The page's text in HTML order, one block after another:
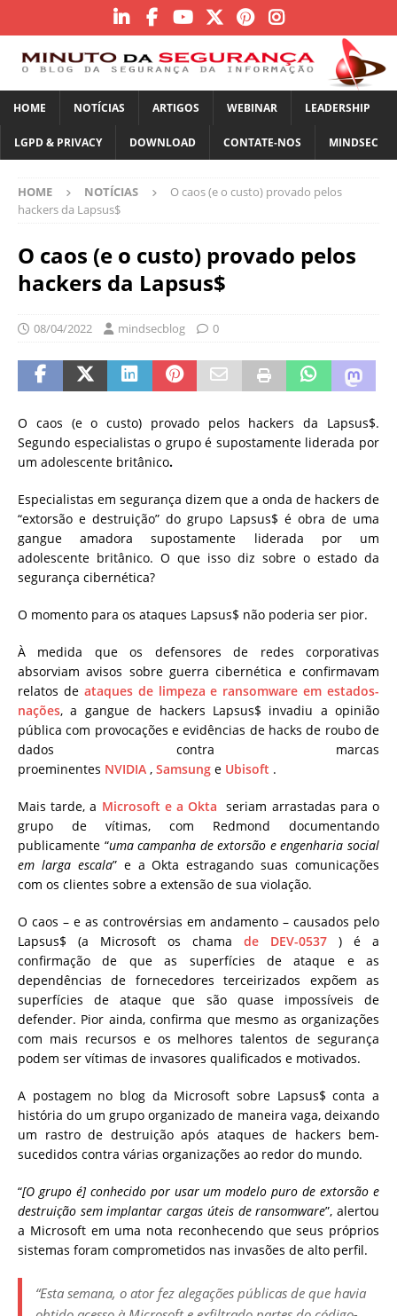
HOME NOTÍCIAS ARTIGOS WEBINAR LEADERSHIP
LGPD & PRIVACY DOWNLOAD CONTATE-NOS MINDSEC
HOME NOTÍCIAS
O caos (e o custo) provado pelos
hackers da Lapsus$
O caos (e o custo) provado pelos
hackers da Lapsus$
08/04/2022 mindsecblog 0
O caos (e o custo) provado pelos hackers da Lapsus$.
Segundo especialistas o grupo é supostamente liderada por
um adolescente britânico.
Especialistas em segurança dizem que a onda de hackers de
“extorsão e destruição” do grupo Lapsus$ é obra de uma
gangue amadora supostamente liderada por um
adolescente britânico. O que isso diz sobre o estado da
segurança cibernética?
O momento para os ataques Lapsus$ não poderia ser pior.
À medida que os defensores de redes corporativas
absorviam avisos sobre guerra cibernética e confirmavam
relatos de ataques de limpeza e ransomware em estados-
nações, a gangue de hackers Lapsus$ invadiu a opinião
pública com provocações e evidências de hacks de roubo de
dados contra marcas
proeminentes NVIDIA , Samsung e Ubisoft .
Mais tarde, a Microsoft e a Okta seriam arrastadas para o
grupo de vítimas, com Redmond documentando
publicamente “uma campanha de extorsão e engenharia social
em larga escala” e a Okta estragando suas comunicações
com os clientes sobre a extensão de sua violação.
O caos – e as controvérsias em andamento – causados ​​pelo
Lapsus$ (a Microsoft os chama de DEV-0537 ) é a
confirmação de que as superfícies de ataque e as
dependências de fornecedores terceirizados expõem as
superfícies de ataque que são quase impossíveis de
defender. Pior ainda, confirma que mesmo as organizações
com mais recursos e os melhores talentos de segurança
podem ser vítimas de invasores qualificados e motivados.
A postagem no blog da Microsoft sobre Lapsus$ conta a
história do um grupo organizado de maneira vaga, deixando
um rastro de destruição após ataques de hackers bem-
sucedidos contra várias organizações ao redor do mundo.
“[O grupo é] conhecido por usar um modelo puro de extorsão e
destruição sem implantar cargas úteis de ransomware”, alertou
a Microsoft em uma nota reconhecendo que seus próprios
sistemas foram comprometidos nas invasões de alto perfil.
“Esta semana, o ator fez alegações públicas de que havia